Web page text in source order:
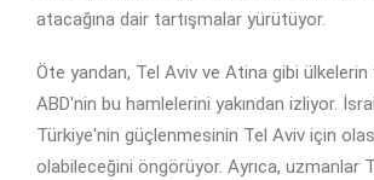
atacağına dair tartışmalar yürütüyor.
Öte yandan, Tel Aviv ve Atina gibi
ABD'nin bu hamlelerini yakından izliyor.
Türkiye'nin güçlenmesinin Tel Aviv için
olabileceğini öngörüyor. Ayrıca, uzmanlar